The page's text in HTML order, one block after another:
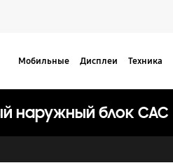
Мобильные Дисплеи Техника
наружный блок CAC